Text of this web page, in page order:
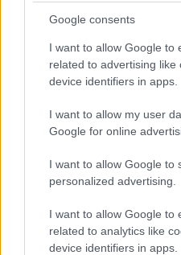
Google consents
I want to allow Google to
related to advertising like
device identifiers in apps.
I want to allow my user
Google for online
I want to allow Google to
personalized advertising.
I want to allow Google to
related to analytics like
device identifiers in apps.
Paseo de los Tristes
Paseo de los Tristes
poco de triste, por el
lugares más animados
de noche como de día.
festivales y conciertos,
pasado era el lugar por
Carrera del Darro,
cortejos fúnebres, de
LEA TAMBIÉN: